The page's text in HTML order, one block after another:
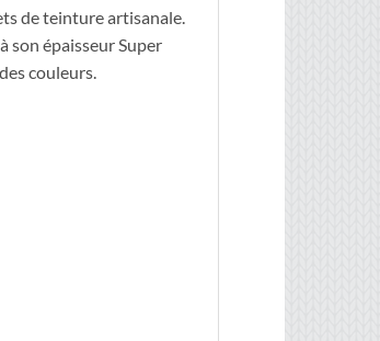
de teinture artisanale.
son épaisseur Super
couleurs.